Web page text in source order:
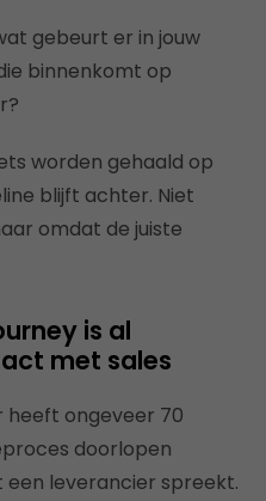
gebeurt er in jouw
binnenkomt op
worden gehaald op
blijft achter. Niet
omdat de juiste
is al
met sales
heeft ongeveer 70
doorlopen
leverancier spreekt.